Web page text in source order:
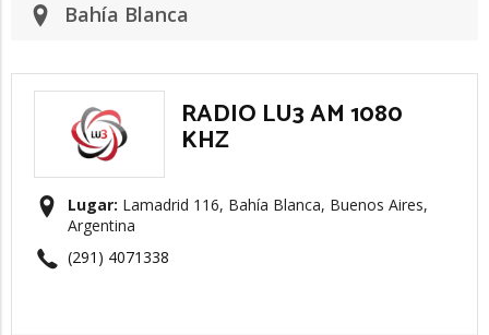
Bahía Blanca
RADIO LU3 AM 1080
KHZ
Lugar: Lamadrid 116, Bahía Blanca, Buenos Aires,
Argentina
(291) 4071338